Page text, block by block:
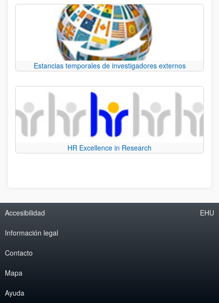
Estancias temporales de investigadores externos
HR Excellence in Research
Accesibilidad
Información legal
Contacto
Mapa
Ayuda
EHU